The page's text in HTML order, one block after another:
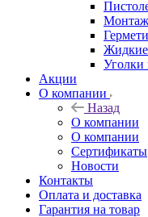
Жидкие
Уголки
Акции
О компании
Назад
О компании
О компании
Сертификаты
Новости
Контакты
Оплата и доставка
Гарантия на товар